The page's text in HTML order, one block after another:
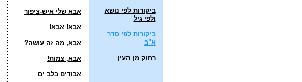
ביקורות לפי נושא
ולפי גיל
ביקורות לפי סדר
א"ב
רחוק מן העין
אבא שלי איש-ציפור
אבא! אבא!
אבא, מה זה עושה?
אבא, צמות!
אבודים בלב ים